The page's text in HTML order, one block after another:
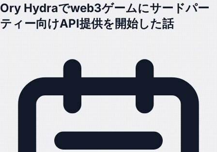
Ory Hydraでweb3ゲームにサードパー
ティー向けAPI提供を開始した話